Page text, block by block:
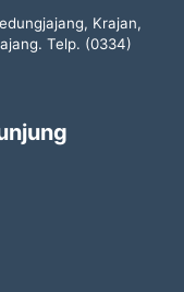
Krajan,
Telp. (0334)